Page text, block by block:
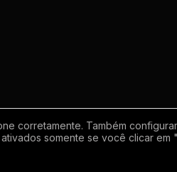
corretamente. Também
somente se você clicar